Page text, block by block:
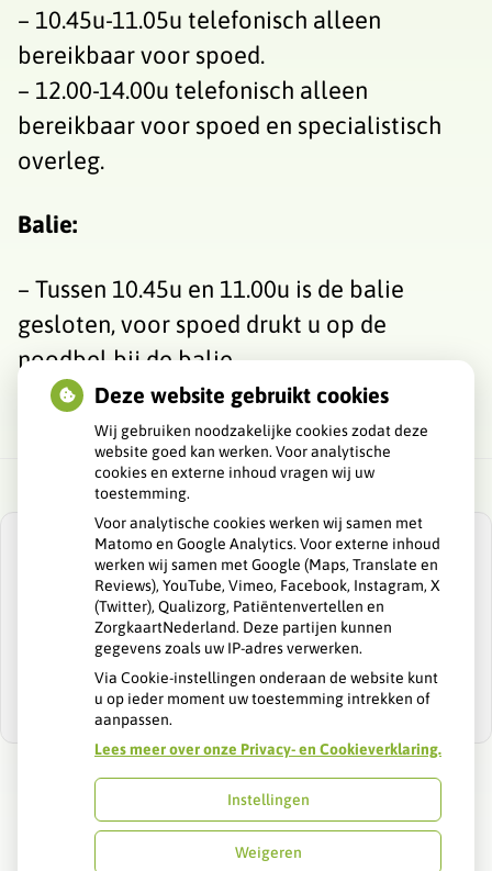
– 10.45u-11.05u telefonisch alleen
bereikbaar voor spoed.
– 12.00-14.00u telefonisch alleen
bereikbaar voor spoed en specialistisch
overleg.
Balie:
– Tussen 10.45u en 11.00u is de balie
gesloten, voor spoed drukt u op de
noodbel bij de balie.
U heeft geen toestemming gegeven voor
externe inhouddie nodig is om dit te
zien.
Cookie-instellingen wijzigen
Uw Zorg Online|Beheer
Bezoek
Deze website gebruikt cookies
Wij gebruiken noodzakelijke cookies zodat deze
website goed kan werken. Voor analytische
cookies en externe inhoud vragen wij uw
toestemming.
Voor analytische cookies werken wij samen met
Matomo en Google Analytics. Voor externe inhoud
werken wij samen met Google (Maps, Translate en
Reviews), YouTube, Vimeo, Facebook, Instagram, X
(Twitter), Qualizorg, Patiëntenvertellen en
ZorgkaartNederland. Deze partijen kunnen
gegevens zoals uw IP-adres verwerken.
Via Cookie-instellingen onderaan de website kunt
u op ieder moment uw toestemming intrekken of
aanpassen.
Lees meer over onze Privacy- en Cookieverklaring.
Instellingen
Weigeren